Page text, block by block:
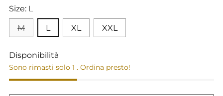
Size: L
M
L XL XXL
Disponibilità
Sono rimasti solo 1 . Ordina presto!